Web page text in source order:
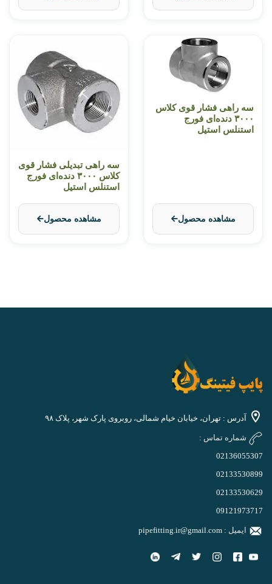
سه راهی فشار قوی کلاس
۳۰۰۰ دنده‌ای فورج
استنلس استیل
مشاهده محصول
سه راهی تبدیلی فشار قوی
کلاس ۳۰۰۰ دنده‌ای فورج
استنلس استیل
مشاهده محصول
آدرس : تهران، خیابان خیام شمالی، روبروی پارک شهر، پلاک ۹۸
شماره تماس :
02136055307
02133530899
02133530629
09121973717
ایمیل : pipefitting.ir@gmail.com